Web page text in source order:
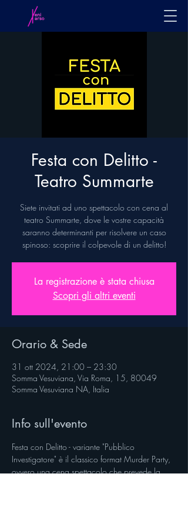
Festa con Delitto -
Teatro Summarte
Siete invitati ad uno spettacolo con cena al
teatro Summarte, dove le vostre capacità
saranno determinanti per risolvere un caso
spinoso: scoprire il colpevole di un delitto!
La registrazione è stata chiusa
Scopri gli altri eventi
Orario & Sede
31 ott 2024, 21:00 – 23:30
Somma Vesuviana, Via Roma, 15, 80049
Somma Vesuviana NA, Italia
Info sull'evento
Festa con Delitto - variante "Pubblico
Investigatore" è il classico format Murder Party,
ovvero una cena spettacolo che prevede la